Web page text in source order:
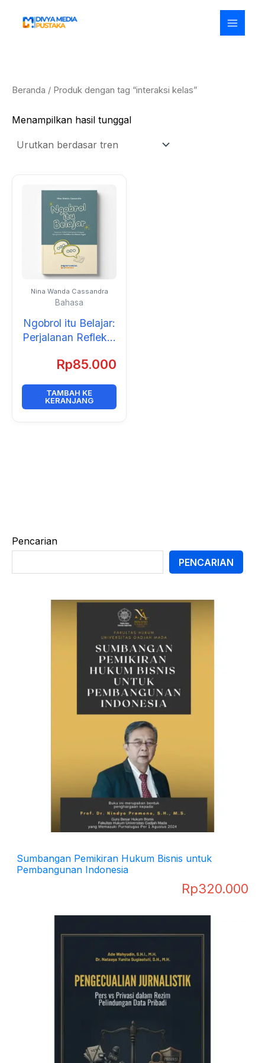
Pencarian
PENCARIAN
Sumbangan Pemikiran Hukum Bisnis untuk
Pembangunan Indonesia
Rp320.000
Beranda / Produk dengan tag “interaksi kelas”
Menampilkan hasil tunggal
Nina Wanda Cassandra
Bahasa
Ngobrol itu Belajar:
Perjalanan Reflektif
Pedagogi Dialogis
Guru Bahasa
Inggris
Rp85.000
TAMBAH KE
KERANJANG